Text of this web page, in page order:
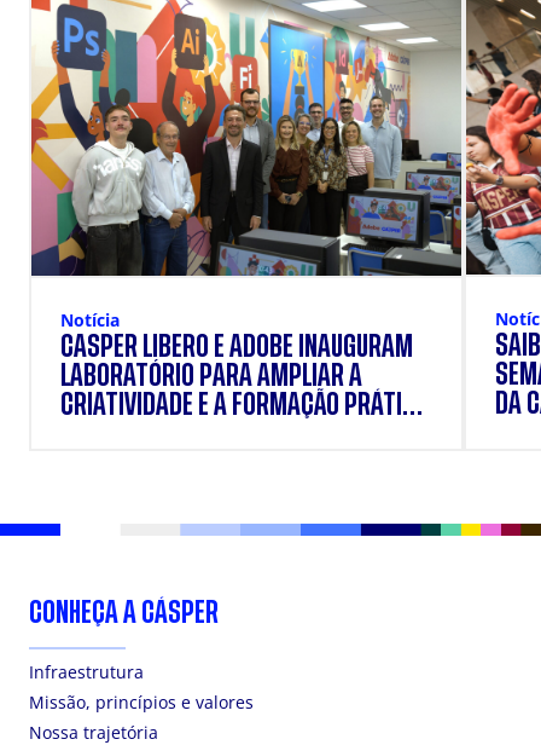
Notícia
CÁSPER LÍBERO E ADOBE INAUGURAM
LABORATÓRIO PARA AMPLIAR A
CRIATIVIDADE E A FORMAÇÃO PRÁTICA
DA
CONHEÇA A CÁSPER
Infraestrutura
Missão, princípios e valores
Nossa trajetória